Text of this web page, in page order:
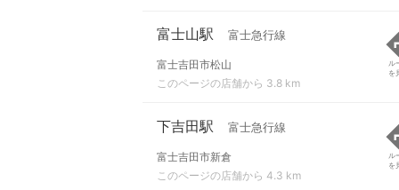
富士山駅 富士急行線
富士吉田市松山
このページの店舗から 3.8 km
ル
を
下吉田駅 富士急行線
富士吉田市新倉
このページの店舗から 4.3 km
ル
を